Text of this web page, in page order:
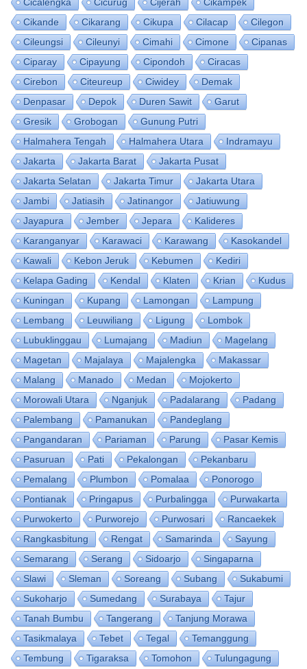
Cikande
Cikarang Cikupa Cilacap
Cilegon
Cileungsi
Cileunyi Cimahi Cimone
Cipanas
Ciparay
Cipayung Cipondoh
Ciracas
Cirebon
Citeureup Ciwidey
Demak
Denpasar
Depok Duren Sawit
Garut
Gresik
Grobogan
Gunung Putri
Halmahera Tengah
Halmahera Utara
Indramayu
Jakarta
Jakarta Barat
Jakarta Pusat
Jakarta Selatan
Jakarta Timur
Jakarta Utara
Jambi
Jatiasih Jatinangor
Jatiuwung
Jayapura
Jember Jepara
Kalideres
Karanganyar
Karawaci Karawang
Kasokandel
Kawali
Kebon Jeruk Kebumen
Kediri
Kelapa Gading
Kendal Klaten Krian
Kudus
Kuningan
Kupang Lamongan
Lampung
Lembang
Leuwiliang Ligung
Lombok
Lubuklinggau
Lumajang Madiun
Magelang
Magetan
Majalaya Majalengka
Makassar
Malang
Manado Medan
Mojokerto
Morowali Utara
Nganjuk Padalarang
Padang
Palembang
Pamanukan
Pandeglang
Pangandaran
Pariaman Parung
Pasar Kemis
Pasuruan
Pati Pekalongan
Pekanbaru
Pemalang
Plumbon Pomalaa
Ponorogo
Pontianak
Pringapus Purbalingga
Purwakarta
Purwokerto
Purworejo Purwosari
Rancaekek
Rangkasbitung
Rengat Samarinda
Sayung
Semarang
Serang Sidoarjo
Singaparna
Slawi
Sleman Soreang Subang
Sukabumi
Sukoharjo
Sumedang Surabaya
Tajur
Tanah Bumbu
Tangerang
Tanjung Morawa
Tasikmalaya
Tebet Tegal
Temanggung
Tembung
Tigaraksa Tomohon Tulungagung